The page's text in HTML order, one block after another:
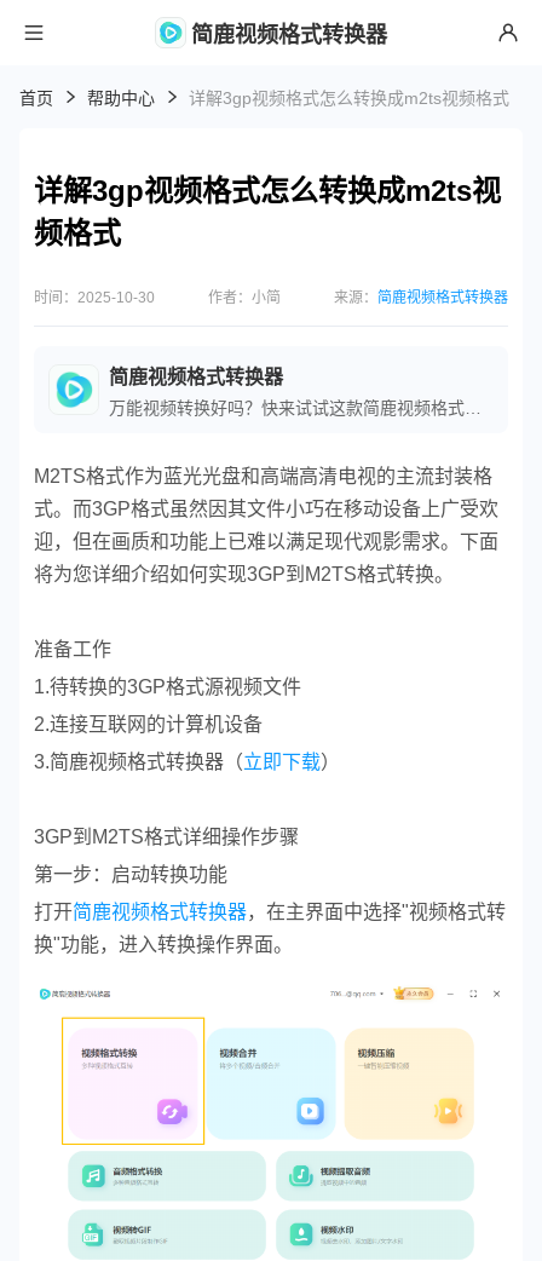
简鹿视频格式转换器
首页 帮助中心 详解3gp视频格式怎么转换成m2ts视频格式
详解3gp视频格式怎么转换成m2ts视
频格式
时间：2025-10-30 作者：小简 来源： 简鹿视频格式转换器
简鹿视频格式转换器
M2TS格式作为蓝光光盘和高端高清电视的主流封装格
式。而3GP格式虽然因其文件小巧在移动设备上广受欢
迎，但在画质和功能上已难以满足现代观影需求。下面
将为您详细介绍如何实现3GP到M2TS格式转换。
准备工作
1.待转换的3GP格式源视频文件
2.连接互联网的计算机设备
3.简鹿视频格式转换器（立即下载）
3GP到M2TS格式详细操作步骤
第一步：启动转换功能
打开简鹿视频格式转换器，在主界面中选择"视频格式转
换"功能，进入转换操作界面。